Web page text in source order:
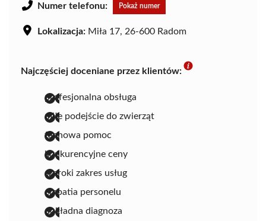
Numer telefonu: Pokaż numer
Lokalizacja: Miła 17, 26-600 Radom
Najczęściej doceniane przez klientów:
profesjonalna obsługa
miłe podejście do zwierząt
fachowa pomoc
konkurencyjne ceny
szeroki zakres usług
empatia personelu
dokładna diagnoza